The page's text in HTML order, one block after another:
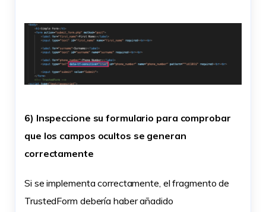
6) Inspeccione su formulario para comprobar
que los campos ocultos se generan
correctamente
Si se implementa correctamente, el fragmento de
TrustedForm debería haber añadido